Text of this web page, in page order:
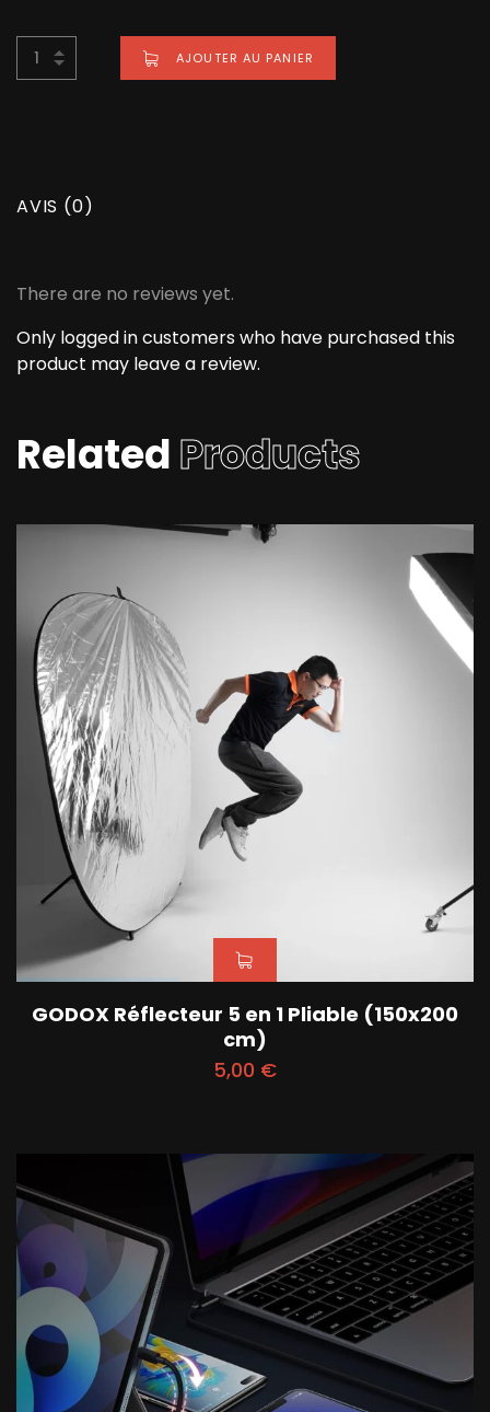
AJOUTER AU PANIER
AVIS (0)
There are no reviews yet.
Only logged in customers who have purchased this
product may leave a review.
RelatedProducts
GODOX Réflecteur 5 en 1 Pliable (150x200
cm)
5,00 €